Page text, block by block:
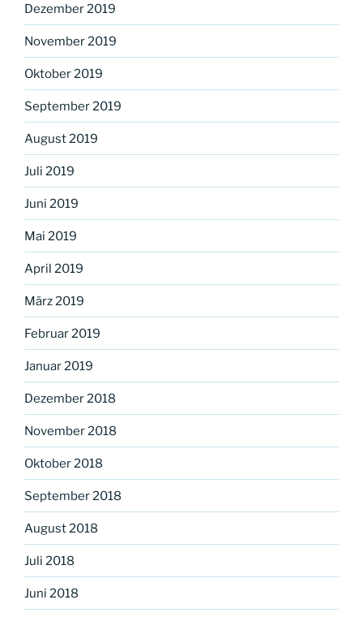
Dezember 2019
November 2019
Oktober 2019
September 2019
August 2019
Juli 2019
Juni 2019
Mai 2019
April 2019
März 2019
Februar 2019
Januar 2019
Dezember 2018
November 2018
Oktober 2018
September 2018
August 2018
Juli 2018
Juni 2018